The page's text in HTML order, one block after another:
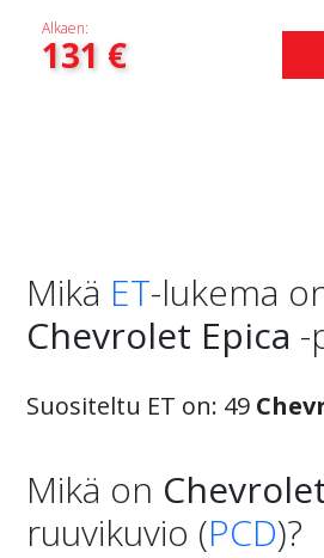
Alkaen:
131 €
Mikä ET-lukema
Chevrolet Epica -
Suositeltu ET on: 49
Mikä on
ruuvikuvio (PCD)?